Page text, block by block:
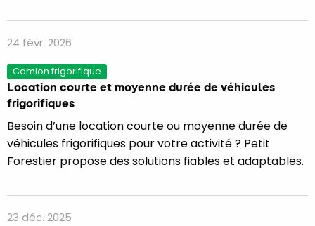
24 févr. 2026
Camion frigorifique
Location courte et moyenne durée de véhicules
frigorifiques
Besoin d’une location courte ou moyenne durée de
véhicules frigorifiques pour votre activité ? Petit
Forestier propose des solutions fiables et adaptables.
23 déc. 2025